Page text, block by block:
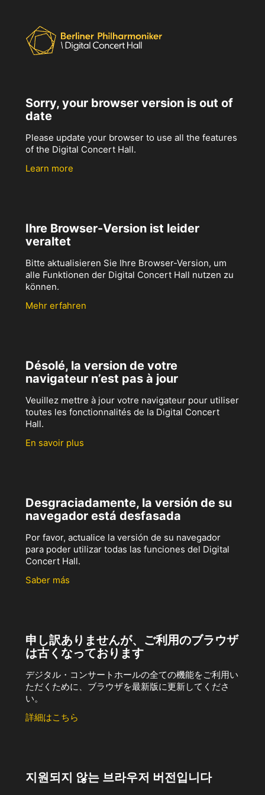
Sorry, your browser version is out of
date
Please update your browser to use all the features
of the Digital Concert Hall.
Learn more
Ihre Browser-Version ist leider
veraltet
Bitte aktualisieren Sie Ihre Browser-Version, um
alle Funktionen der Digital Concert Hall nutzen zu
können.
Mehr erfahren
Désolé, la version de votre
navigateur n’est pas à jour
Veuillez mettre à jour votre navigateur pour utiliser
toutes les fonctionnalités de la Digital Concert
Hall.
En savoir plus
Desgraciadamente, la versión de su
navegador está desfasada
Por favor, actualice la versión de su navegador
para poder utilizar todas las funciones del Digital
Concert Hall.
Saber más
申し訳ありませんが、ご利用のブラウザ
は古くなっております
デジタル・コンサートホールの全ての機能をご利用い
ただくために、ブラウザを最新版に更新してくださ
い。
詳細はこちら
지원되지 않는 브라우저 버전입니다